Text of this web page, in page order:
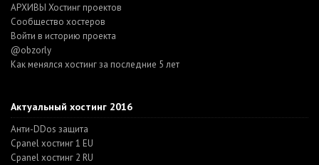
АРХИВЫ Хостинг проектов
Cообщество хостеров
Войти в историю проекта
@obzorly
Как менялся хостинг за последние 5 лет
Актуальный хостинг 2016
Анти-DDos защита
Cpanel хостинг 1 EU
Cpanel хостинг 2 RU